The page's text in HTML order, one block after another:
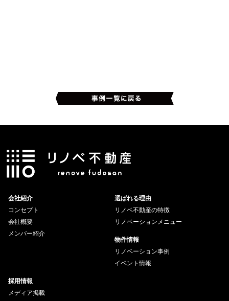
会社紹介
コンセプト
会社概要
メンバー紹介
選ばれる理由
リノベ不動産の特徴
リノベーションメニュー
物件情報
リノベーション事例
イベント情報
採用情報
メディア掲載